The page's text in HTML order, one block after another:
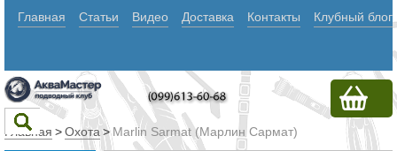
Главная Статьи Видео Доставка Контакты Клубный блог
Главная >Охота > Marlin Sarmat (Марлин Сармат)